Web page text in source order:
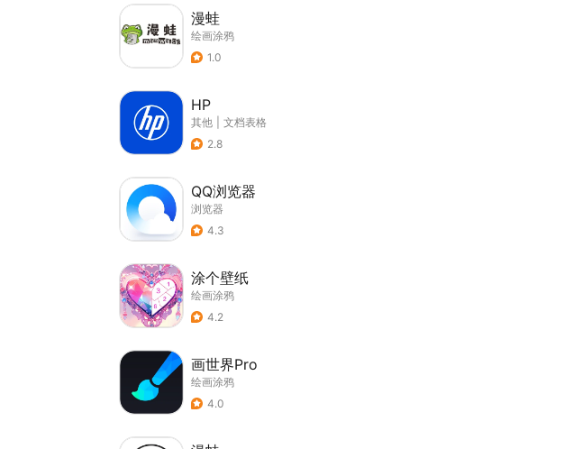
漫蛙
绘画涂鸦
1.0
HP
其他
文档表格
2.8
QQ浏览器
浏览器
4.3
涂个壁纸
绘画涂鸦
4.2
画世界Pro
绘画涂鸦
4.0